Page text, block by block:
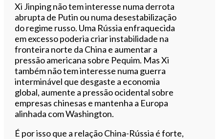
Xi Jinping não tem interesse numa derrota
abrupta de Putin ou numa desestabilização
do regime russo. Uma Rússia enfraquecida
em excesso poderia criar instabilidade na
fronteira norte da China e aumentar a
pressão americana sobre Pequim. Mas Xi
também não tem interesse numa guerra
interminável que desgaste a economia
global, aumente a pressão ocidental sobre
empresas chinesas e mantenha a Europa
alinhada com Washington.
É por isso que a relação China-Rússia é forte,